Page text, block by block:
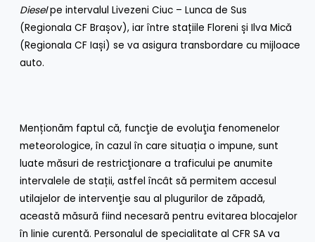
Dieselpe intervalul Livezeni Ciuc – Lunca de Sus
(Regionala CF Brașov), iar între stațiile Floreni și Ilva Mică
(Regionala CF Iași) se va asigura transbordare cu mijloace
auto.
Menționăm faptul că, funcţie de evoluţia fenomenelor
meteorologice, în cazul în care situația o impune, sunt
luate măsuri de restricţionare a traficului pe anumite
intervalele de stații, astfel încât să permitem accesul
utilajelor de intervenţie sau al plugurilor de zăpadă,
această măsură fiind necesară pentru evitarea blocajelor
în linie curentă. Personalul de specialitate al CFR SA va